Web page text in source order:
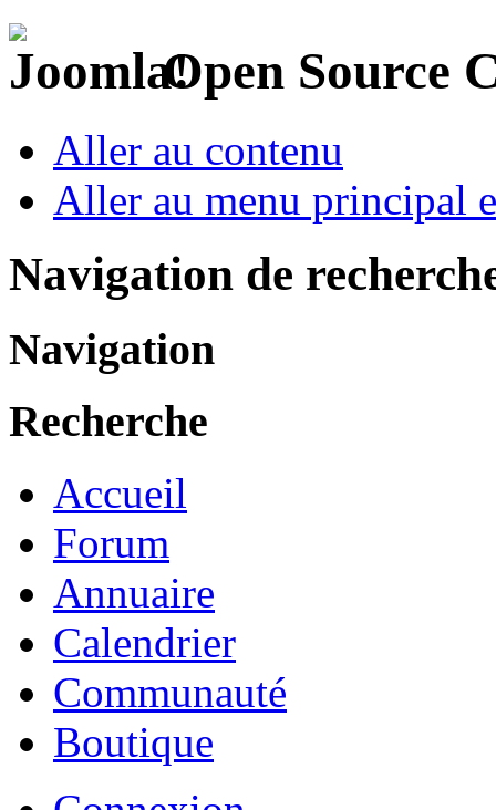
Open Source
Aller au contenu
Aller au menu principal
Navigation de
Navigation
Recherche
Accueil
Forum
Annuaire
Calendrier
Communauté
Boutique